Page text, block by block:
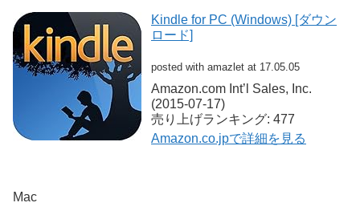
Kindle for PC (Windows) [ダウン
ロード]
posted with amazlet at 17.05.05
Amazon.com Int’l Sales, Inc.
(2015-07-17)
売り上げランキング: 477
Amazon.co.jpで詳細を見る
Mac